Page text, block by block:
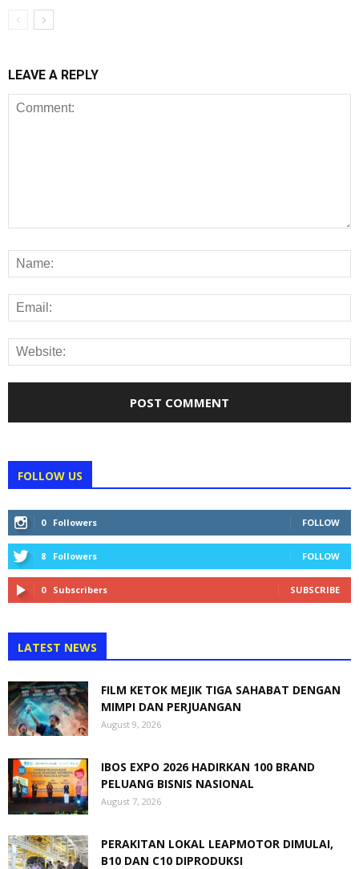
LEAVE A REPLY
FOLLOW US
0 Followers FOLLOW
8 Followers FOLLOW
0 Subscribers SUBSCRIBE
LATEST NEWS
FILM KETOK MEJIK TIGA SAHABAT DENGAN
MIMPI DAN PERJUANGAN
August 9, 2026
IBOS EXPO 2026 HADIRKAN 100 BRAND
PELUANG BISNIS NASIONAL
August 7, 2026
PERAKITAN LOKAL LEAPMOTOR DIMULAI,
B10 DAN C10 DIPRODUKSI